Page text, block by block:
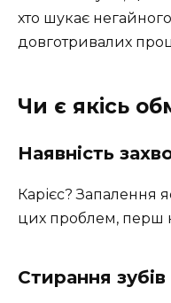
хто шукає
довготривалих
Чи є якісь
Наявність
Карієс? Запалення
цих проблем, перш
Стирання зубів